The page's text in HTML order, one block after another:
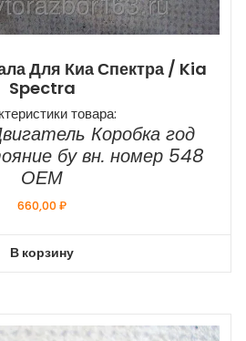
Для Киа Спектра / Kia
Spectra
товара:
Коробка год
бу вн. номер 548
ОЕМ
660,00₽
В корзину